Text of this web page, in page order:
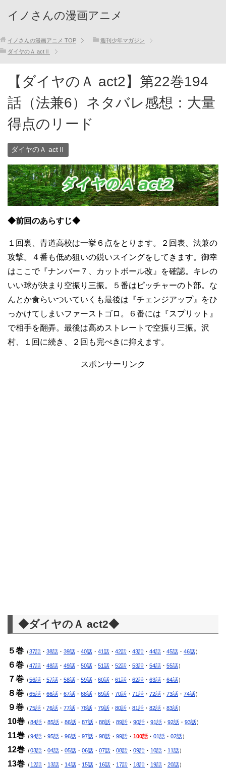
イノさんの漫画アニメ
イノさんの漫画アニメ TOP
週刊少年マガジン
ダイヤのＡ actⅡ
【ダイヤのＡ act2】第22巻194
話（法兼6）ネタバレ感想：大量
得点のリード
ダイヤのＡ actⅡ
◆前回のあらすじ◆
１回裏、青道高校は一挙６点をとります。２回表、法兼の
攻撃。４番も低め狙いの鋭いスイングをしてきます。御幸
はここで『ナンバー７、カットボール改』を確認。キレの
いい球が決まり空振り三振。５番はピッチャーの卜部。な
んとか食らいついていくも最後は『チェンジアップ』をひ
っかけてしまいファーストゴロ。６番には『スプリット』
で相手を翻弄。最後は高めストレートで空振り三振。沢
村、１回に続き、２回も完ぺきに抑えます。
スポンサーリンク
◆ダイヤのＡ act2◆
５巻 （37話 ・ 38話 ・ 39話 ・ 40話 ・ 41話 ・ 42話 ・ 43話 ・ 44話 ・ 45話 ・ 46話）
６巻 （47話 ・ 48話 ・ 49話 ・ 50話 ・ 51話 ・ 52話 ・ 53話 ・ 54話 ・ 55話）
７巻 （56話 ・ 57話 ・ 58話 ・ 59話 ・ 60話 ・ 61話 ・ 62話 ・ 63話 ・ 64話）
８巻 （65話 ・ 66話 ・ 67話 ・ 68話 ・ 69話 ・ 70話 ・ 71話 ・ 72話 ・ 73話 ・ 74話）
９巻 （75話 ・ 76話 ・ 77話 ・ 78話 ・ 79話 ・ 80話 ・ 81話 ・ 82話 ・ 83話）
10巻 （84話 ・ 85話 ・ 86話 ・ 87話 ・ 88話 ・ 89話 ・ 90話 ・ 91話 ・ 92話 ・ 93話）
11巻 （94話 ・ 95話 ・ 96話 ・ 97話 ・ 98話 ・ 99話 ・ 100話 ・ 01話 ・ 02話）
12巻 （03話 ・ 04話 ・ 05話 ・ 06話 ・ 07話 ・ 08話 ・ 09話 ・ 10話 ・ 11話）
13巻 （12話 ・ 13話 ・ 14話 ・ 15話 ・ 16話 ・ 17話 ・ 18話 ・ 19話 ・ 20話）